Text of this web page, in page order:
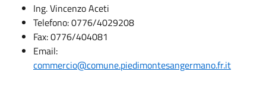
Ing. Vincenzo Aceti
Telefono: 0776/4029208
Fax: 0776/404081
Email:
commercio@comune.piedimontesangermano.fr.it